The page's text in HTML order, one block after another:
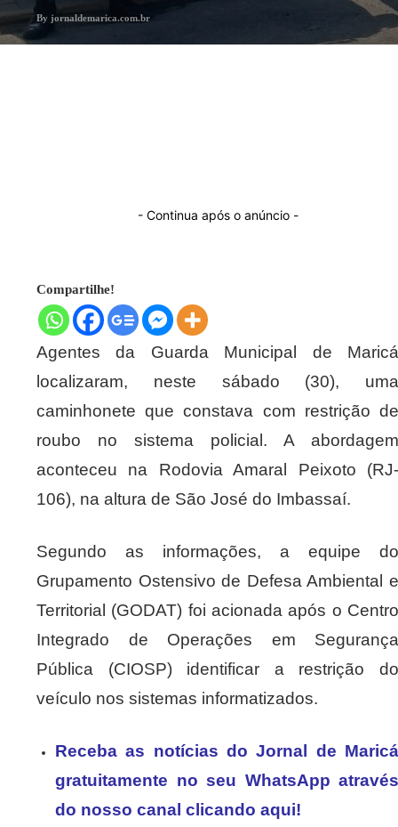
By jornaldemarica.com.br
- Continua após o anúncio -
Compartilhe!
Agentes da Guarda Municipal de Maricá
localizaram, neste sábado (30), uma
caminhonete que constava com restrição de
roubo no sistema policial. A abordagem
aconteceu na Rodovia Amaral Peixoto (RJ-
106), na altura de São José do Imbassaí.
Segundo as informações, a equipe do
Grupamento Ostensivo de Defesa Ambiental e
Territorial (GODAT) foi acionada após o Centro
Integrado de Operações em Segurança
Pública (CIOSP) identificar a restrição do
veículo nos sistemas informatizados.
Receba as notícias do Jornal de Maricá
gratuitamente no seu WhatsApp através
do nosso canal clicando aqui!